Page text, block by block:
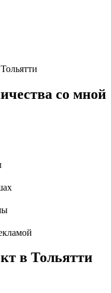
со мной
в Тольятти